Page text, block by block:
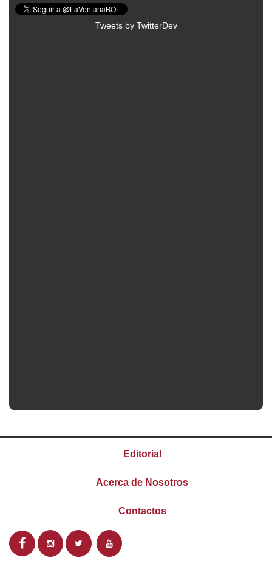
Tweets by TwitterDev
Editorial
Acerca de Nosotros
Contactos